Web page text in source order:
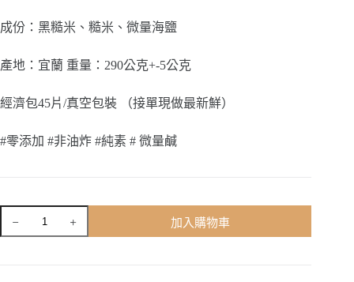
成份：黑糙米、糙米、微量海鹽
產地：宜蘭 重量：290公克+-5公克
經濟包45片/真空包裝 （接單現做最新鮮）
#零添加 #非油炸 #純素 # 微量鹹
加入購物車